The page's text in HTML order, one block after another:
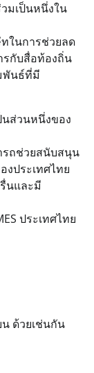
มเป็นหนึ่งใน
ในการช่วยลด
รกับสื่อท้องถิ่น
พันธ์ที่มี
นส่วนหนึ่งของ
รถช่วยสนับสนุน
ประเทศไทย
นและมี
ประเทศไทย
ด้วยเช่นกัน